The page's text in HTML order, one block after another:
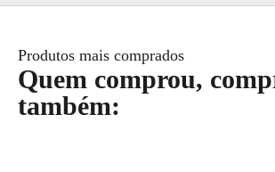
Produtos mais comprados
Quem comprou,
também: